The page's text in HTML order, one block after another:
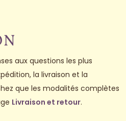
aux questions les plus
la livraison et la
que les modalités complètes
Livraison et retour.